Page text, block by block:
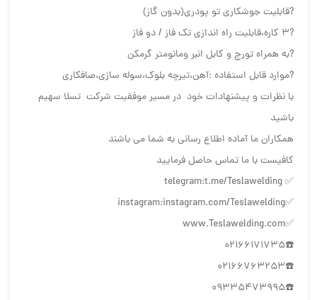
?قابلیت جوشکاری تو پودری(بدون گاز)
?۳ کاره،قابلیت راه اندازی تک فاز / دو فاز
?به همراه تورچ و کابل انبر ومانومتر گرمکن
?موارد قابل استفاده :آهن،تیرچه بلوک،سوله سازی،صافکاری
با نظرات و پیشنهادات خود در مسیر موفقیت شرکت تسلا سهیم
باشید
همکاران ما آماده اطلاع رسانی به شما می باشند
کافیست با ما تماس حاصل فرمایید
✅ telegram:t.me/Teslawelding
✅instagram:instagram.com/Teslawelding
✅www.Teslawelding.com
☎️02166171735
☎️02166763253
☎️09335473995